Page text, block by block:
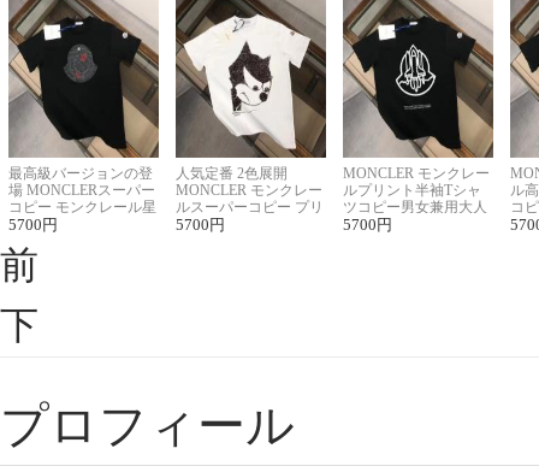
最高級バージョンの登
場 MONCLERスーパー
コピー モンクレール星
座半袖Tシャツ
5700 円
人気定番 2色展開
MONCLER モンクレー
ルスーパーコピー プリ
ント半袖Tシャツ
5700 円
MONCLER モンクレー
ルプリント半袖Tシャ
ツコピー男女兼用大人
可愛い春夏コーデ
5700 円
ル
コ
ィ
前
下
プロフィール